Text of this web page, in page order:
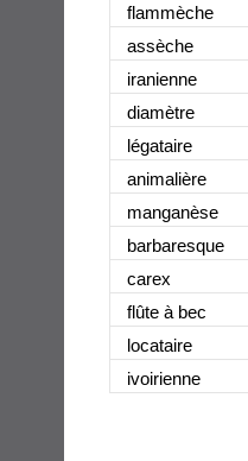
flammèche
assèche
iranienne
diamètre
légataire
animalière
manganèse
barbaresque
carex
flûte à bec
locataire
ivoirienne